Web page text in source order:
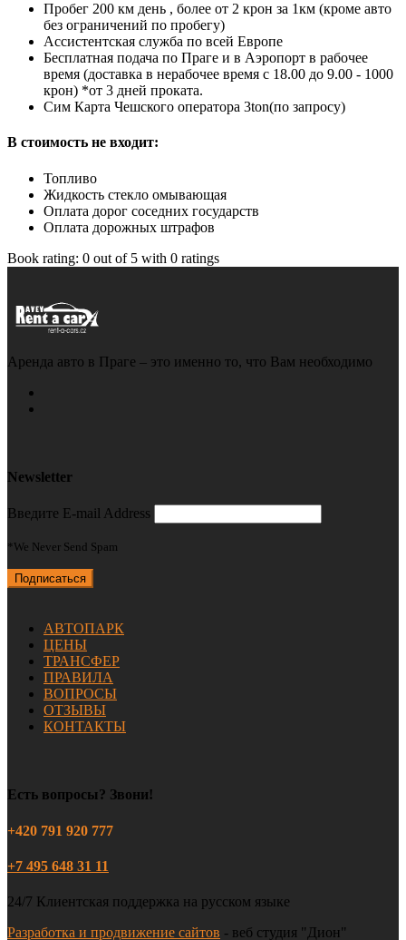
Пробег 200 км день , более от 2 крон за 1км (кроме авто
без ограничений по пробегу)
Ассистентская служба по всей Европе
Бесплатная подача по Праге и в Аэропорт в рабочее
время (доставка в нерабочее время с 18.00 до 9.00 - 1000
крон) *от 3 дней проката.
Cим Карта Чешского оператора 3ton(по запросу)
В стоимость не входит:
Топливо
Жидкость стекло омывающая
Оплата дорог соседних государств
Оплата дорожных штрафов
Book rating: 0 out of 5 with 0 ratings
Аренда авто в Праге – это именно то, что Вам необходимо
Newsletter
Введите E-mail Address
*We Never Send Spam
АВТОПАРК
ЦЕНЫ
ТРАНСФЕР
ПРАВИЛА
ВОПРОСЫ
ОТЗЫВЫ
КОНТАКТЫ
Есть вопросы? Звони!
+420 791 920 777
+7 495 648 31 11
24/7 Клиентская поддержка на русском языке
Разработка и продвижение сайтов - веб студия "Дион"